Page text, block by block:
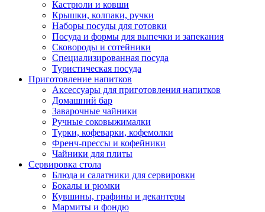
Кастрюли и ковши
Крышки, колпаки, ручки
Наборы посуды для готовки
Посуда и формы для выпечки и запекания
Сковороды и сотейники
Специализированная посуда
Туристическая посуда
Приготовление напитков
Аксессуары для приготовления напитков
Домашний бар
Заварочные чайники
Ручные соковыжималки
Турки, кофеварки, кофемолки
Френч-прессы и кофейники
Чайники для плиты
Сервировка стола
Блюда и салатники для сервировки
Бокалы и рюмки
Кувшины, графины и декантеры
Мармиты и фондю